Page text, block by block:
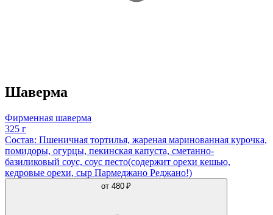
Шаверма
Фирменная шаверма
325 г
Состав: Пшеничная тортилья, жареная маринованная курочка,
помидоры, огурцы, пекинская капуста, сметанно-
базиликовый соус, соус песто(содержит орехи кешью,
кедровые орехи, сыр Пармеджано Реджано!)
от 480 ₽